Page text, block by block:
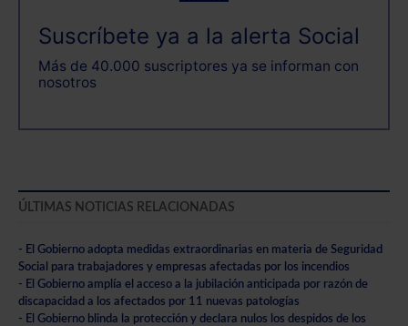
Suscríbete ya a la alerta Social
Más de 40.000 suscriptores ya se informan con
nosotros
ÚLTIMAS NOTICIAS RELACIONADAS
- El Gobierno adopta medidas extraordinarias en materia de Seguridad
Social para trabajadores y empresas afectadas por los incendios
- El Gobierno amplía el acceso a la jubilación anticipada por razón de
discapacidad a los afectados por 11 nuevas patologías
- El Gobierno blinda la protección y declara nulos los despidos de los